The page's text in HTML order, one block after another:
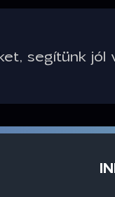
segítünk jól